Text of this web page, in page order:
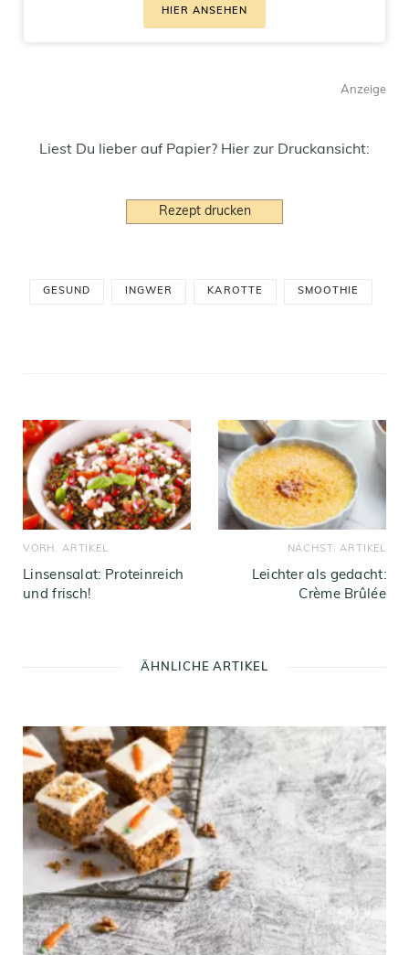
HIER ANSEHEN
Anzeige
Liest Du lieber auf Papier? Hier zur Druckansicht:
Rezept drucken
GESUND INGWER KAROTTE SMOOTHIE
VORH. ARTIKEL
Linsensalat: Proteinreich
und frisch!
NÄCHST. ARTIKEL
Leichter als gedacht:
Crème Brûlée
ÄHNLICHE ARTIKEL